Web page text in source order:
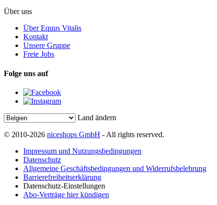
Über uns
Über Equus Vitalis
Kontakt
Unsere Gruppe
Freie Jobs
Folge uns auf
Land ändern
© 2010-2026 niceshops GmbH - All rights reserved.
Impressum und Nutzungsbedingungen
Datenschutz
Allgemeine Geschäftsbedingungen und Widerrufsbelehrung
Barrierefreiheitserklärung
Datenschutz-Einstellungen
Abo-Verträge hier kündigen